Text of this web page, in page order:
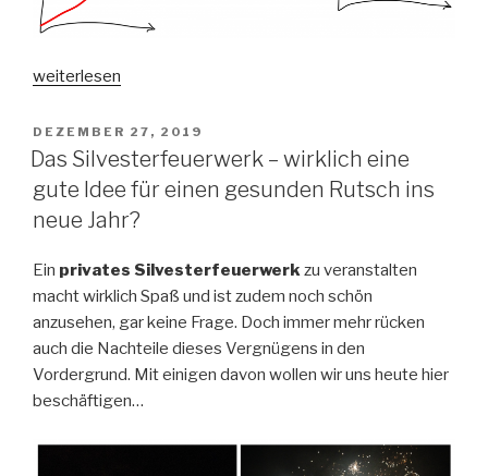
„Was
Corona-
Pandemie,
Verlust
der
haben…“
weiterlesen
VERÖFFENTLICHT
AM
DEZEMBER 27, 2019
Das Silvesterfeuerwerk – wirklich eine
gute Idee für einen gesunden Rutsch ins
neue Jahr?
Ein privates Silvesterfeuerwerkzu veranstalten
macht wirklich Spaß und ist zudem noch schön
anzusehen, gar keine Frage. Doch immer mehr rücken
auch die Nachteile dieses Vergnügens in den
Vordergrund. Mit einigen davon wollen wir uns heute hier
beschäftigen…